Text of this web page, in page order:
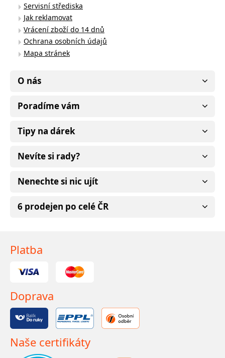
Servisní střediska
Jak reklamovat
Vrácení zboží do 14 dnů
Ochrana osobních údajů
Mapa stránek
O nás
Poradíme vám
Tipy na dárek
Nevíte si rady?
Nenechte si nic ujít
6 prodejen po celé ČR
Platba
Doprava
Naše certifikáty